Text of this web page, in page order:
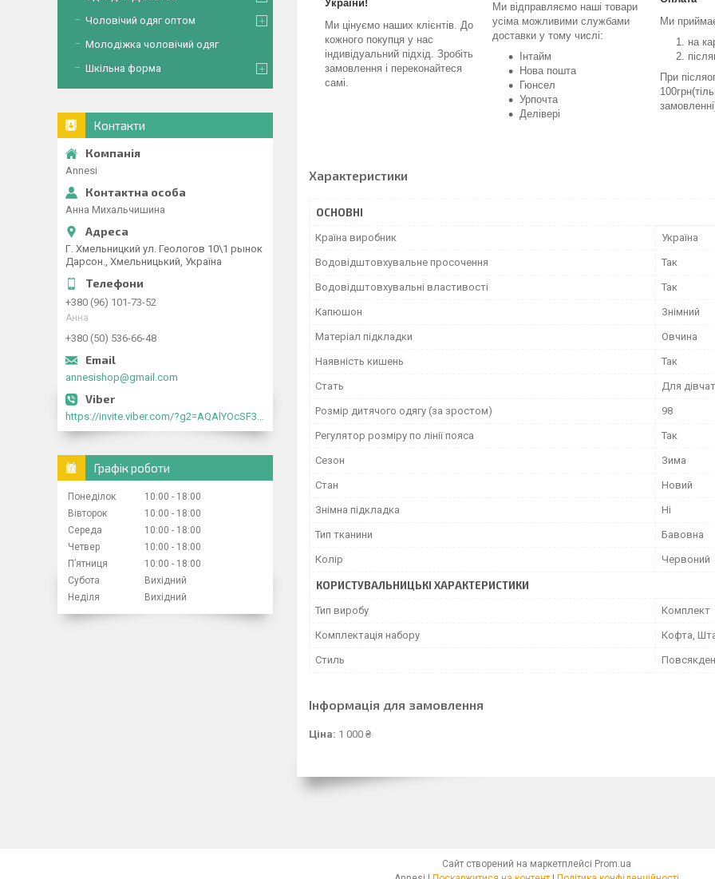
України!
Ми цінуємо наших клієнтів. До
кожного покупця у нас
індивідуальний підхід. Зробіть
замовлення і переконайтеся
самі.
Ми відправляємо наші товари
усіма можливими службами
доставки у тому числі:
Інтайм
Нова пошта
Гюнсел
Урпочта
Делівері
Ми
на
При
Характеристики
ОСНОВНІ
Країна виробник Україна
Водовідштовхувальне просочення Так
Водовідштовхувальні властивості Так
Капюшон Знімний
Матеріал підкладки Овчина
Наявність кишень Так
Стать Для
Розмір дитячого одягу (за зростом) 98
Регулятор розміру по лінії пояса Так
Сезон Зима
Стан Новий
Знімна підкладка Ні
Тип тканини Бавовна
Колір Червоний
КОРИСТУВАЛЬНИЦЬКІ ХАРАКТЕРИСТИКИ
Тип виробу Комплект
Комплектація набору Кофта,
Стиль
Інформація для замовлення
Ціна: 1 000 ₴
Чоловічий одяг оптом
Молодіжка чоловічий одяг
Шкільна форма
Контакти
Annesi
Анна Михальчишина
Г. Хмельницкий ул. Геологов 10\1 рынок
Дарсон., Хмельницький, Україна
+380 (96) 101-73-52
Анна
+380 (50) 536-66-48
annesishop@gmail.com
https://invite.viber.com/?g2=AQAlYOcSF30rb0kdJdojYDWtk4sNE5eWPg2Om5jJmRlpJwnTwfwnCzMMxer2vioZ"
Графік роботи
Понеділок 10:00
18:00
Вівторок
10:00
18:00
Середа
10:00
18:00
Четвер
10:00
18:00
Пʼятниця
10:00
18:00
Субота
Вихідний
Неділя
Вихідний
Сайт створений на маркетплейсі Prom.ua